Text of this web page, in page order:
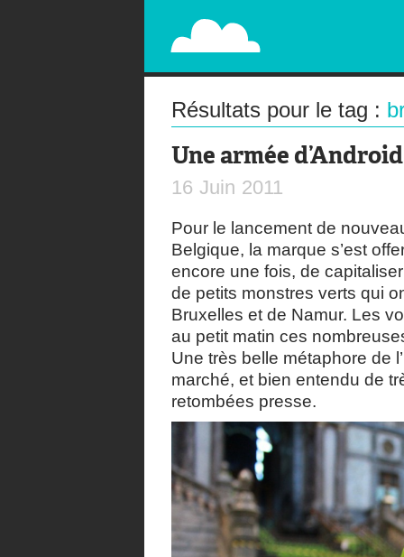
PAPERPLANE
STREET, AMBIENT, GUÉRILLA MARKETING
Résultats pour le tag :
Une armée d’Android
16 Juin 2011
Pour le lancement de
Belgique, la marque s’est
encore une fois, de
de petits monstres verts qui
Bruxelles et de Namur. Les
au petit matin ces
Une très belle métaphore de
marché, et bien entendu de
retombées presse.